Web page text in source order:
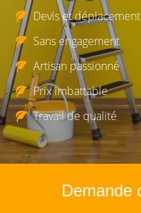
Devis et
Sans engagement
Artisan passionné
Prix imbattable
Travail de qualité
Demande